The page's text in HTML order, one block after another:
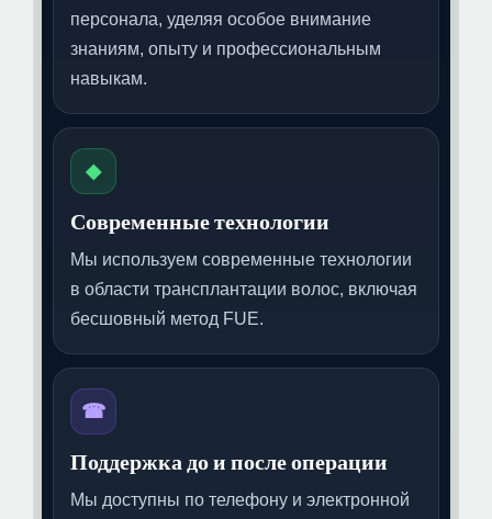
персонала, уделяя особое внимание
знаниям, опыту и профессиональным
навыкам.
◆
Современные технологии
Мы используем современные технологии
в области трансплантации волос, включая
бесшовный метод FUE.
☎
Поддержка до и после операции
Мы доступны по телефону и электронной